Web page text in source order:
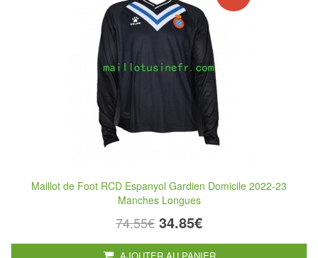
Maillot de Foot RCD Espanyol Gardien Domicile 2022-23
Manches Longues
74.55€ 34.85€